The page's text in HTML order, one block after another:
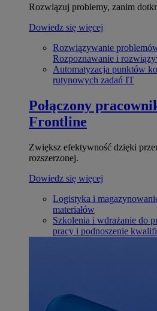
Rozwiązuj problemy, zanim
Dowiedz się więcej
Rozwiązywanie
Rozpoznawanie i
Automatyzacja punktów
rutynowych zadań IT
Połączony
Frontline
Zwiększ efektywność dzięki
rozszerzonej.
Dowiedz się więcej
Logistyka i
materiałów
Szkolenia i wdrażanie do
pracy i podnoszenie